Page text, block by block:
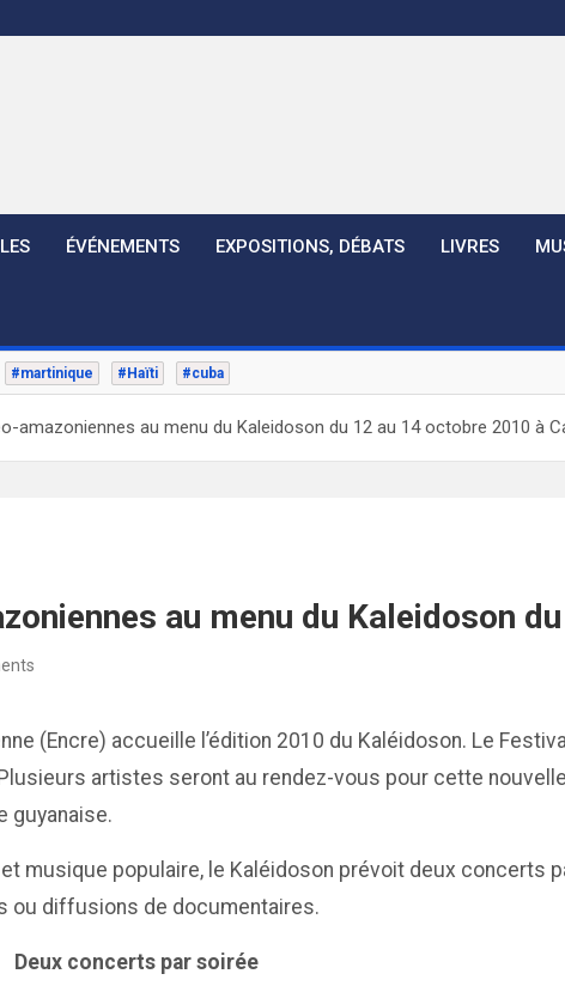
ÉVÉNEMENTS EXPOSITIONS, DÉBATS LIVRES
#martinique #Haïti #cuba
amazoniennes au menu du Kaleidoson du 12 au 14 octobre 2010 à
au menu du Kaleidoson
(Encre) accueille l’édition 2010 du Kaléidoson. Le
artistes seront au rendez-vous pour cette
guyanaise.
musique populaire, le Kaléidoson prévoit deux concerts
ou diffusions de documentaires.
Deux concerts par soirée